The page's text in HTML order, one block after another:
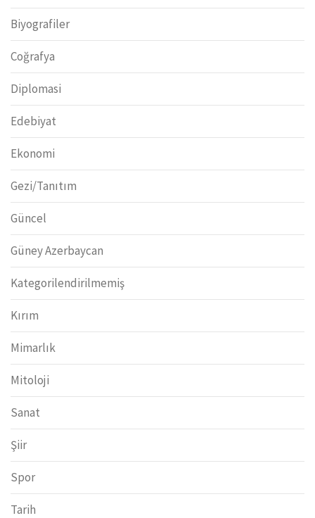
Biyografiler
Coğrafya
Diplomasi
Edebiyat
Ekonomi
Gezi/Tanıtım
Güncel
Güney Azerbaycan
Kategorilendirilmemiş
Kırım
Mimarlık
Mitoloji
Sanat
Şiir
Spor
Tarih